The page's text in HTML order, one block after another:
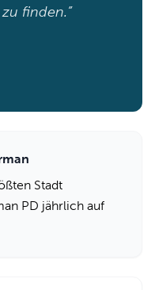
finden.”
Stadt
PD jährlich auf